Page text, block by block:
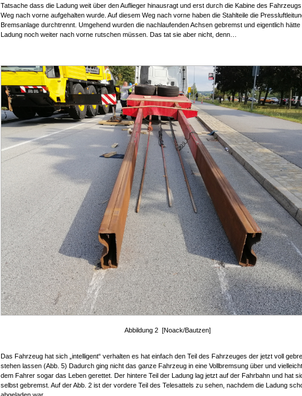
Tatsache dass die Ladung weit über den Auflieger hinausragt und erst durch die Kabine des
Weg nach vorne aufgehalten wurde. Auf diesem Weg nach vorne haben die Stahlteile die
Bremsanlage durchtrennt. Umgehend wurden die nachlaufenden Achsen gebremst und eigentlich hätte
Ladung noch weiter nach vorne rutschen müssen. Das tat sie aber nicht, denn…
Abbildung 2 [Noack/Bautzen]
Das Fahrzeug hat sich „intelligent“ verhalten es hat einfach den Teil des Fahrzeuges der jetzt voll
stehen lassen (Abb. 5) Dadurch ging nicht das ganze Fahrzeug in eine Vollbremsung über und
dem Fahrer sogar das Leben gerettet. Der hintere Teil der Ladung lag jetzt auf der Fahrbahn und hat
selbst gebremst. Auf der Abb. 2 ist der vordere Teil des Telesattels zu sehen, nachdem die Ladung